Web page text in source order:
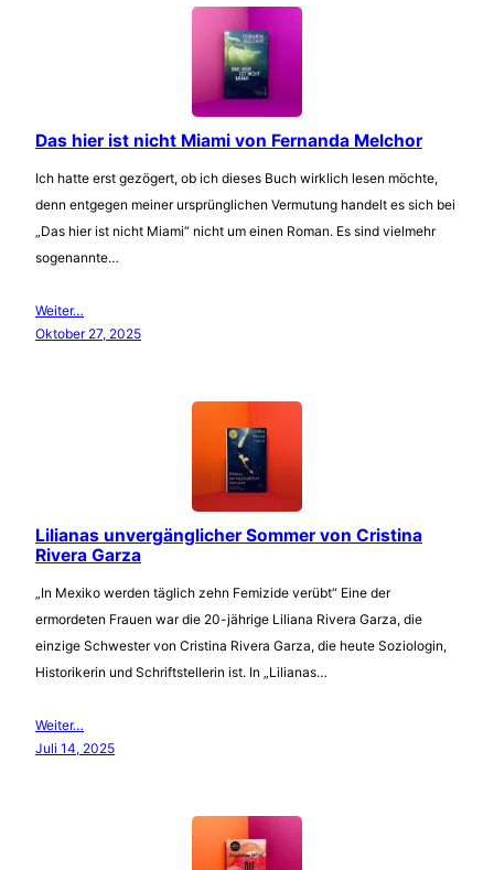
Das hier ist nicht Miami von Fernanda Melchor
Ich hatte erst gezögert, ob ich dieses Buch wirklich lesen möchte,
denn entgegen meiner ursprünglichen Vermutung handelt es sich bei
„Das hier ist nicht Miami“ nicht um einen Roman. Es sind vielmehr
sogenannte…
Weiter…
Oktober 27, 2025
Lilianas unvergänglicher Sommer von Cristina
Rivera Garza
„In Mexiko werden täglich zehn Femizide verübt“ Eine der
ermordeten Frauen war die 20-jährige Liliana Rivera Garza, die
einzige Schwester von Cristina Rivera Garza, die heute Soziologin,
Historikerin und Schriftstellerin ist. In „Lilianas…
Weiter…
Juli 14, 2025